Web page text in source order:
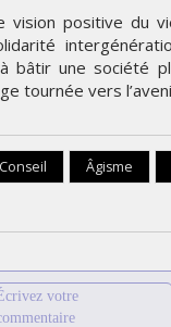
vision positive du
bâtir une société
tournée vers
Âgisme
Écrivez votre